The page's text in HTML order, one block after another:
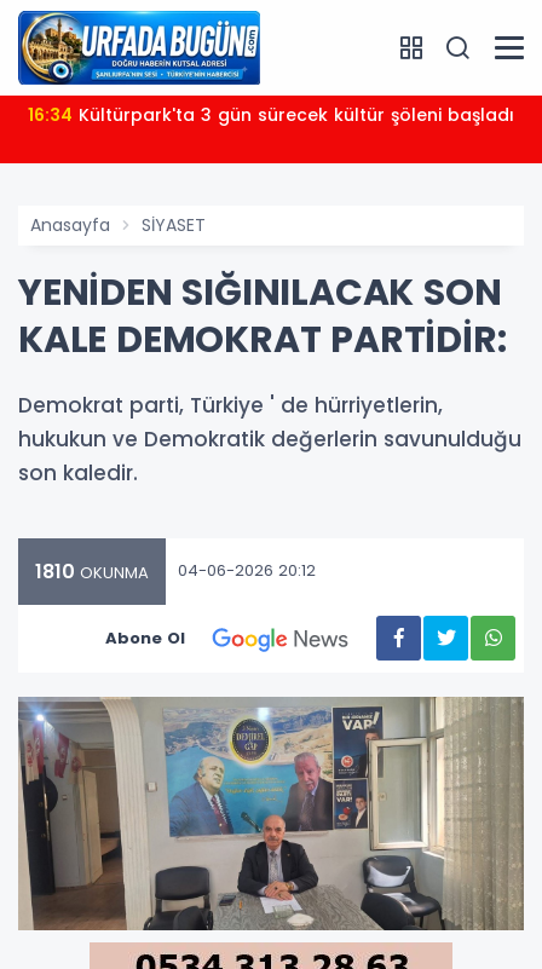
16:34 Kültürpark'ta 3 gün sürecek kültür şöleni başladı
Anasayfa SİYASET
YENİDEN SIĞINILACAK SON
KALE DEMOKRAT PARTİDİR:
Demokrat parti, Türkiye ' de hürriyetlerin,
hukukun ve Demokratik değerlerin savunulduğu
son kaledir.
1810 OKUNMA 04-06-2026 20:12
Abone Ol